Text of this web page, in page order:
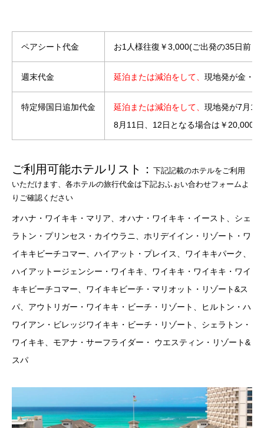
ペアシート代金 お1人様往復￥3,000(ご出発の35日前ま
週末代金 延泊または減泊をして、 現地発が
特定帰国日追加代金 延泊または減泊をして、 現地発が7月16
8月11日、12日となる場合は￥
ご利用可能ホテルリスト： 下記記載のホテルをご利用
いただけます、各ホテルの旅行代金は下記おふぉい合わせフォームよ
りご確認ください
オハナ・ワイキキ・マリア、オハナ・ワイキキ・イースト、シェ
ラトン・プリンセス・カイウラニ、ホリデイイン・リゾート・ワ
イキキビーチコマー、ハイアット・プレイス、ワイキキパーク、
ハイアットージェンシー・ワイキキ、ワイキキ・ワイキキ・ワイ
キキビーチコマー、ワイキキビーチ・マリオット・リゾート&ス
パ、アウトリガー・ワイキキ・ビーチ・リゾート、ヒルトン・ハ
ワイアン・ビレッジワイキキ・ビーチ・リゾート、シェラトン・
ワイキキ、モアナ・サーフライダー・ ウエスティン・リゾート&
スパ